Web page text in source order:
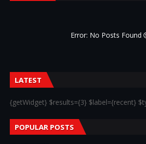
Error: No Posts Found
LATEST
{getWidget} $results={3} $label={recent}
POPULAR POSTS